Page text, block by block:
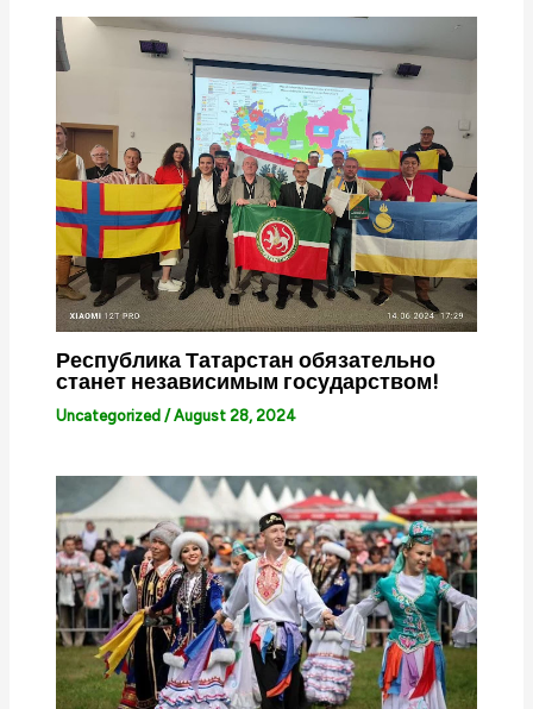
Республика Татарстан обязательно
станет независимым государством!
Uncategorized /August 28, 2024